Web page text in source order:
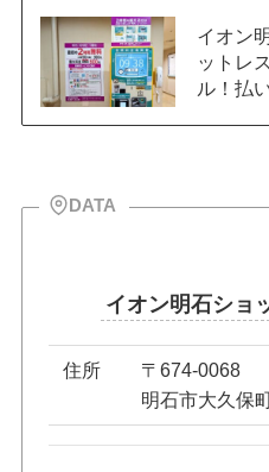
イオン
ットレ
ル！払
DATA
イオン明石ショ
住所
〒674-0068
明石市大久保